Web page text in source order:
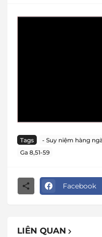
Tags - Suy niệm hàng
Ga 8,51-59
Facebook
LIÊN QUAN